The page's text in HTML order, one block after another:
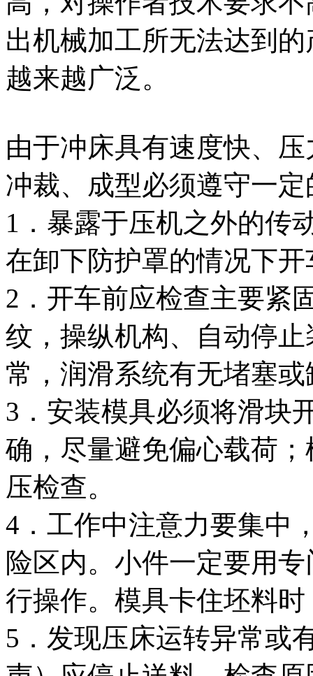
出机械加工所无法达到
越来越广泛。
由于冲床具有速度快、
冲裁、成型必须遵守一
1．暴露于压机之外的传
在卸下防护罩的情况下
2．开车前应检查主要紧
纹，操纵机构、自动停
常，润滑系统有无堵塞
3．安装模具必须将滑块
确，尽量避免偏心载荷
压检查。
4．工作中注意力要集中
险区内。小件一定要用
行操作。模具卡住坯料
5．发现压床运转异常或